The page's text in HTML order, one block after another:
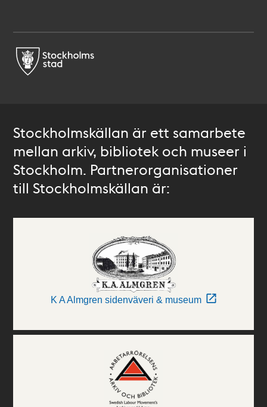
Stockholmskällan är ett samarbete
mellan arkiv, bibliotek och museer i
Stockholm. Partnerorganisationer
till Stockholmskällan är:
K A Almgren sidenväveri & museum